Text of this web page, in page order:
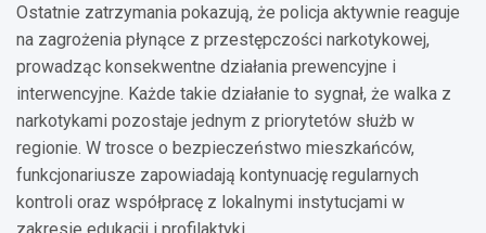
Ostatnie zatrzymania pokazują, że policja aktywnie reaguje
na zagrożenia płynące z przestępczości narkotykowej,
prowadząc konsekwentne działania prewencyjne i
interwencyjne. Każde takie działanie to sygnał, że walka z
narkotykami pozostaje jednym z priorytetów służb w
regionie. W trosce o bezpieczeństwo mieszkańców,
funkcjonariusze zapowiadają kontynuację regularnych
kontroli oraz współpracę z lokalnymi instytucjami w